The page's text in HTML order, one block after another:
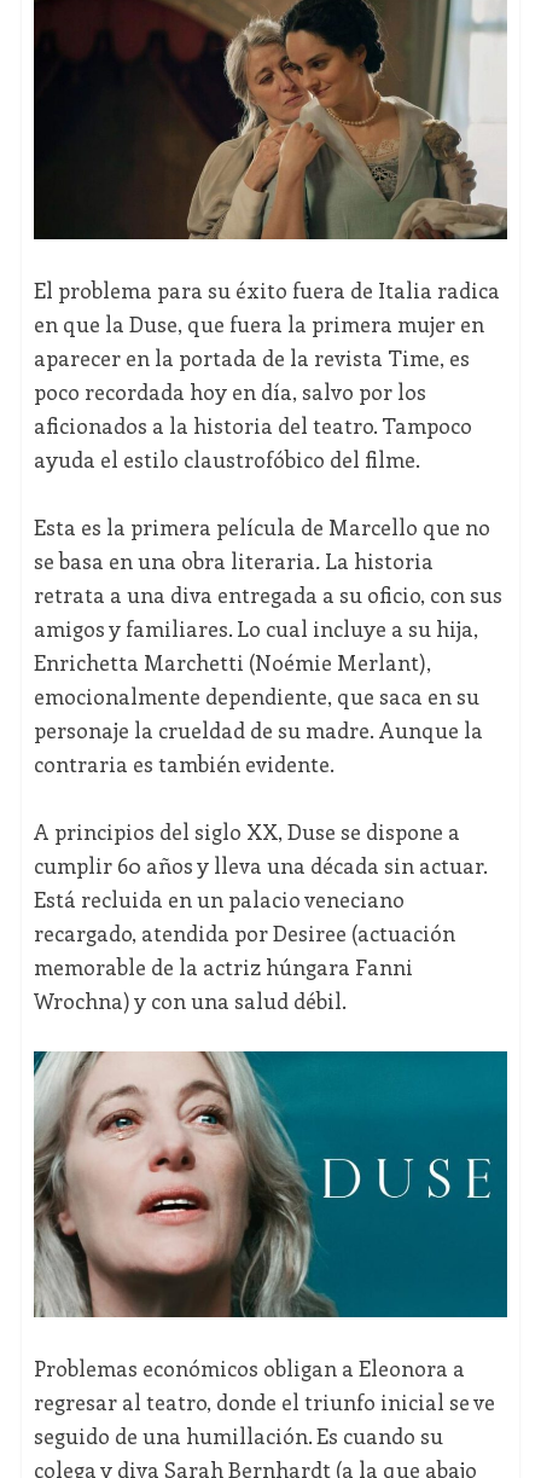
El problema para su éxito fuera de Italia radica
en que la Duse, que fuera la primera mujer en
aparecer en la portada de la revista Time, es
poco recordada hoy en día, salvo por los
aficionados a la historia del teatro. Tampoco
ayuda el estilo claustrofóbico del filme.
Esta es la primera película de Marcello que no
se basa en una obra literaria.La historia
retrata a una diva entregada a su oficio, con sus
amigos y familiares. Lo cual incluye a su hija,
Enrichetta Marchetti (Noémie Merlant),
emocionalmente dependiente, que saca en su
personaje la crueldad de su madre. Aunque la
contraria es también evidente.
A principios del siglo XX, Duse se dispone a
cumplir 60 años y lleva una década sin actuar.
Está recluida en un palacio veneciano
recargado, atendida por Desiree (actuación
memorable de la actriz húngara Fanni
Wrochna) y con una salud débil.
Problemas económicos obligan a Eleonora a
regresar al teatro, donde el triunfo inicial se ve
seguido de una humillación. Es cuando su
colega y diva Sarah Bernhardt (a la que abajo